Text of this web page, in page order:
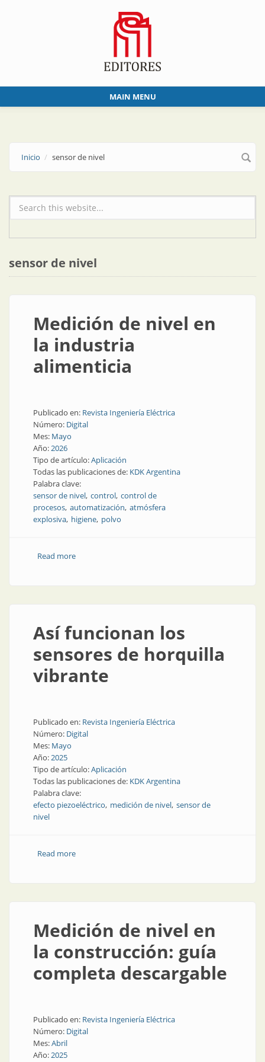
MAIN MENU
Inicio sensor de nivel
Formulario de búsqueda
sensor de nivel
Medición de nivel en
la industria
alimenticia
Publicado en: Revista Ingeniería Eléctrica
Número: Digital
Mes: Mayo
Año:2026
Tipo de artículo:Aplicación
Todas las publicaciones de: KDK Argentina
Palabra clave:
sensor de nivel control control de
procesos automatización atmósfera
explosiva higiene polvo
Read moreabout Medición de nivel en la industria alimenticia
Así funcionan los
sensores de horquilla
vibrante
Publicado en: Revista Ingeniería Eléctrica
Número: Digital
Mes: Mayo
Año:2025
Tipo de artículo:Aplicación
Todas las publicaciones de: KDK Argentina
Palabra clave:
efecto piezoeléctrico medición de nivel sensor de
nivel
Read moreabout Así funcionan los sensores de horquilla
Medición de nivel en
la construcción: guía
completa descargable
Publicado en: Revista Ingeniería Eléctrica
Número: Digital
Mes:Abril
Año:2025